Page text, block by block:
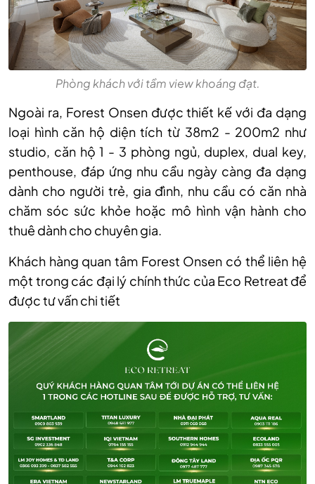
Phòng khách với tầm view khoáng đạt.
Ngoài ra, Forest Onsen được thiết kế với đa dạng
loại hình căn hộ diện tích từ 38m2 - 200m2 như
studio, căn hộ 1 - 3 phòng ngủ, duplex, dual key,
penthouse, đáp ứng nhu cầu ngày càng đa dạng
dành cho người trẻ, gia đình, nhu cầu có căn nhà
chăm sóc sức khỏe hoặc mô hình vận hành cho
thuê dành cho chuyên gia.
Khách hàng quan tâm Forest Onsen có thể liên hệ
một trong các đại lý chính thức của Eco Retreat để
được tư vấn chi tiết